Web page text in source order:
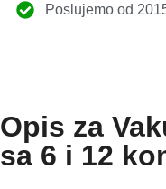
Poslujemo od
Opis za
sa 6 i 12